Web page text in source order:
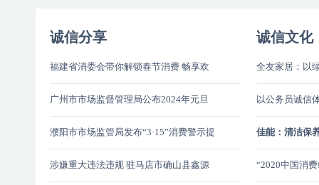
诚信分享
福建省消委会带你解锁春节消费 畅享欢
广州市市场监督管理局公布2024年元旦
濮阳市市场监管局发布“3·15”消费警示提
涉嫌重大违法违规 驻马店市确山县鑫源
诚信文化
全友家居：以
以公务员诚信
佳能：清洁保
“2020中国消